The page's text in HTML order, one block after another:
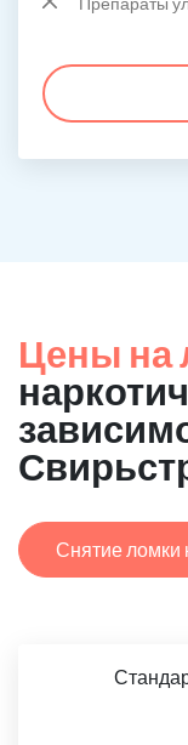
Цены на
Снятие ломки